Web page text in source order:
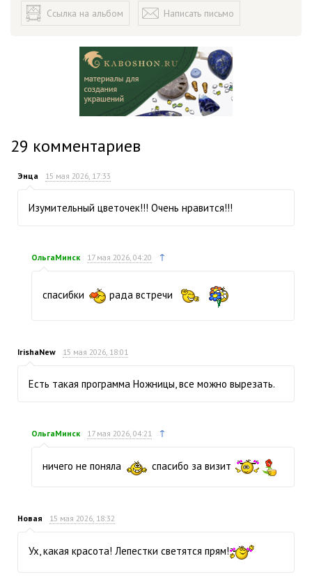
Ссылка на альбом Написать письмо
29 комментариев
Энца 15 мая 2026, 17:33
Изумительный цветочек!!! Очень нравится!!!
ОльгаМинск 17 мая 2026, 04:20 ↑
спасибки рада встречи
IrishaNew 15 мая 2026, 18:01
Есть такая программа Ножницы, все можно вырезать.
ОльгаМинск 17 мая 2026, 04:21 ↑
ничего не поняла спасибо за визит
Новая 15 мая 2026, 18:32
Ух, какая красота! Лепестки светятся прям!